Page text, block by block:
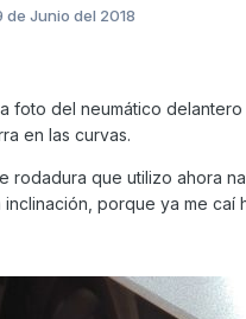
de Junio del 2018
foto del neumático
en las curvas.
rodadura que utilizo ahora
inclinación, porque ya me caí